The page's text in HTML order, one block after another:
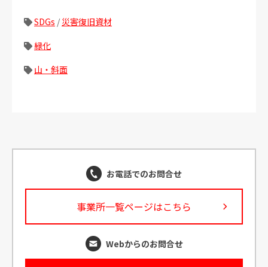
SDGs / 災害復旧資材
緑化
山・斜面
お電話でのお問合せ
事業所一覧ページはこちら
Webからのお問合せ